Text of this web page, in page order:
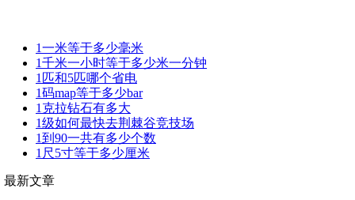
1一米等于多少毫米
1千米一小时等于多少米一分钟
1匹和5匹哪个省电
1码map等于多少bar
1克拉钻石有多大
1级如何最快去荆棘谷竞技场
1到90一共有多少个数
1尺5寸等于多少厘米
最新文章